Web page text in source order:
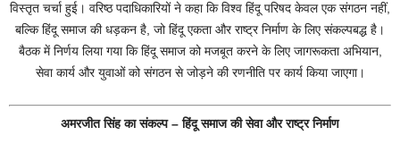
विस्तृत चर्चा हुई। वरिष्ठ पदाधिकारियों ने कहा कि विश्व हिंदू परिषद केवल एक संगठन नहीं,
बल्कि हिंदू समाज की धड़कन है, जो हिंदू एकता और राष्ट्र निर्माण के लिए संकल्पबद्ध है।
बैठक में निर्णय लिया गया कि हिंदू समाज को मजबूत करने के लिए जागरूकता अभियान,
सेवा कार्य और युवाओं को संगठन से जोड़ने की रणनीति पर कार्य किया जाएगा।
अमरजीत सिंह का संकल्प – हिंदू समाज की सेवा और राष्ट्र निर्माण